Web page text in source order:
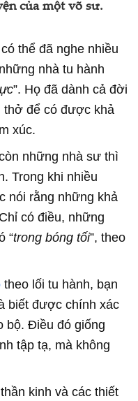
của một võ sư.
thể đã nghe nhiều
nhà tu hành
”. Họ đã dành cả đời
thở để có được khả
xúc.
những nhà sư thì
Trong khi nhiều
nói rằng những khả
có điều, những
“trong bóng tối”, theo
theo lối tu hành, bạn
biết được chính xác
bộ. Điều đó giống
tập tạ, mà không
kinh và các thiết